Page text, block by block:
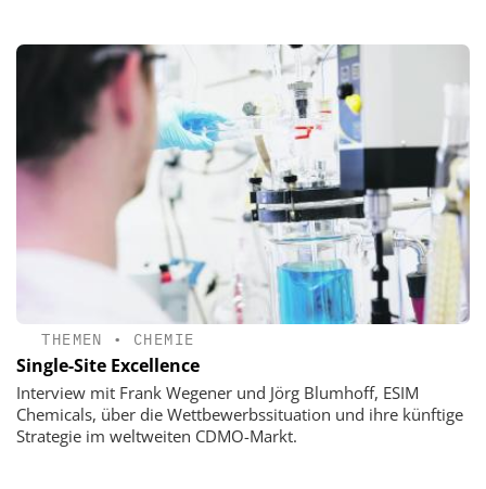
THEMEN • CHEMIE
Single-Site Excellence
Interview mit Frank Wegener und Jörg Blumhoff, ESIM
Chemicals, über die Wettbewerbssituation und ihre künftige
Strategie im weltweiten CDMO-Markt.